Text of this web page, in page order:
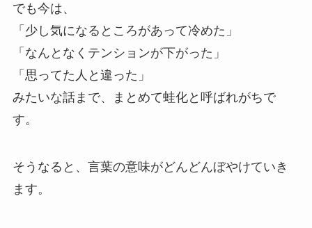
でも今は、
「少し気になるところがあって冷めた」
「なんとなくテンションが下がった」
「思ってた人と違った」
みたいな話まで、まとめて蛙化と呼ばれがちで
す。
そうなると、言葉の意味がどんどんぼやけていき
ます。